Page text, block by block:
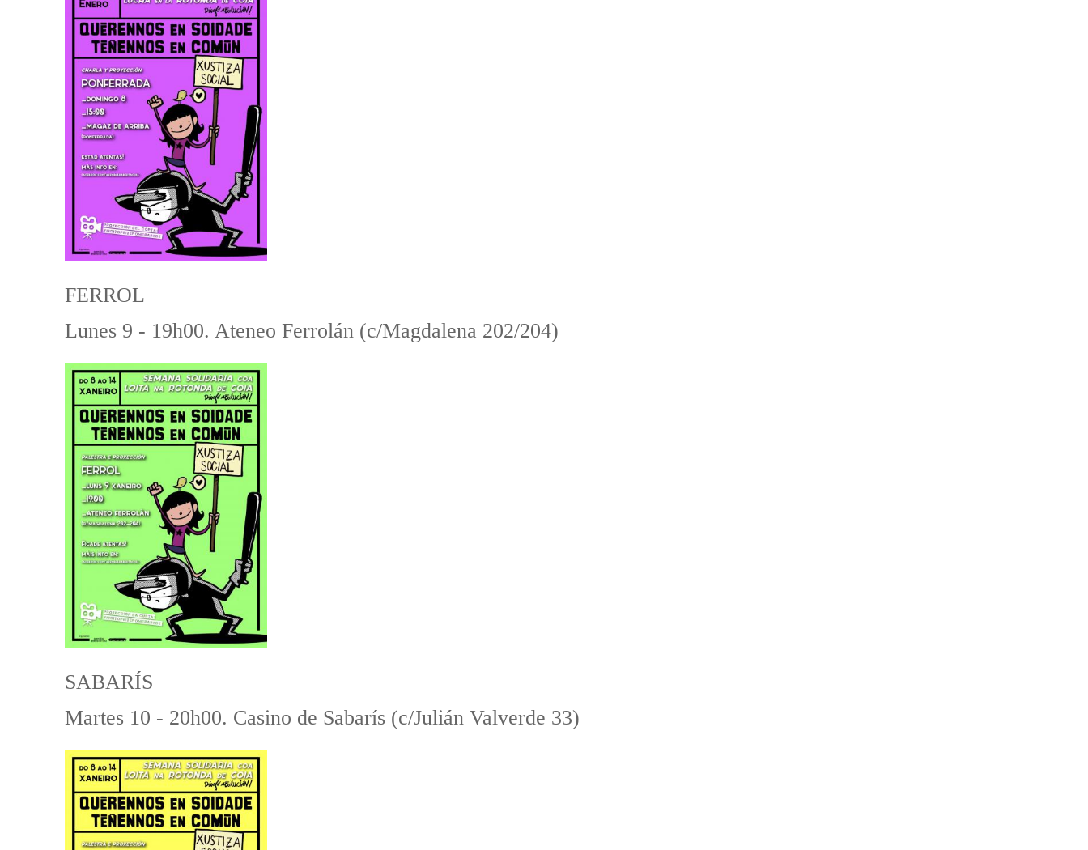
FERROL
Lunes 9 - 19h00. Ateneo Ferrolán (c/Magdalena 202/204)
SABARÍS
Martes 10 - 20h00. Casino de Sabarís (c/Julián Valverde 33)